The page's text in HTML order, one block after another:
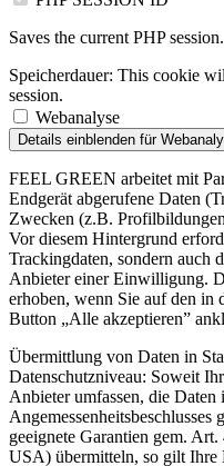
Saves the current PHP session.
Speicherdauer: This cookie
session.
Webanalyse
Details einblenden für
FEEL GREEN arbeitet mit
Endgerät abgerufene Daten
Zwecken (z.B.
Vor diesem Hintergrund
Trackingdaten, sondern auch
Anbieter einer Einwilligung.
erhoben, wenn Sie auf den in
Button „Alle akzeptieren”
Übermittlung von Daten in
Datenschutzniveau: Soweit
Anbieter umfassen, die Daten
geeignete Garantien gem.
USA) übermitteln, so gilt Ihre